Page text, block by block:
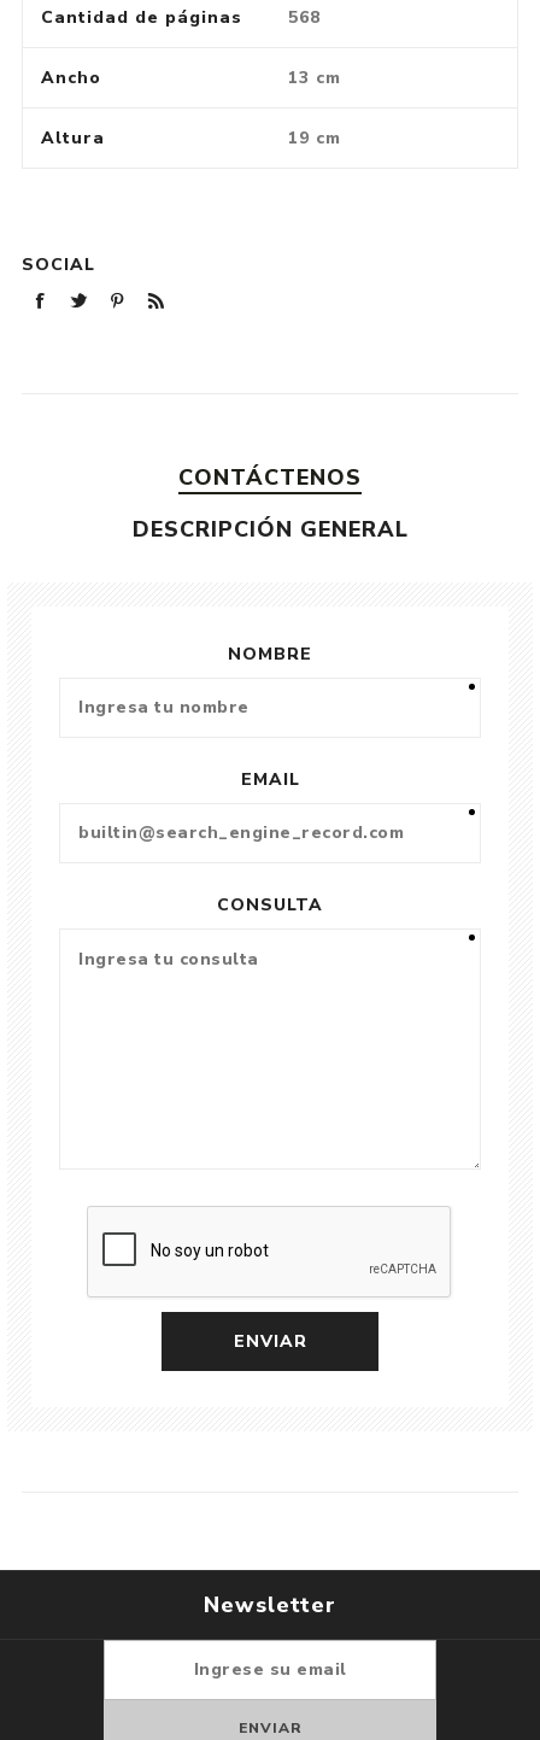
Cantidad de páginas 568
Ancho 13 cm
Altura 19 cm
SOCIAL
CONTÁCTENOS
DESCRIPCIÓN GENERAL
NOMBRE
EMAIL
CONSULTA
Newsletter